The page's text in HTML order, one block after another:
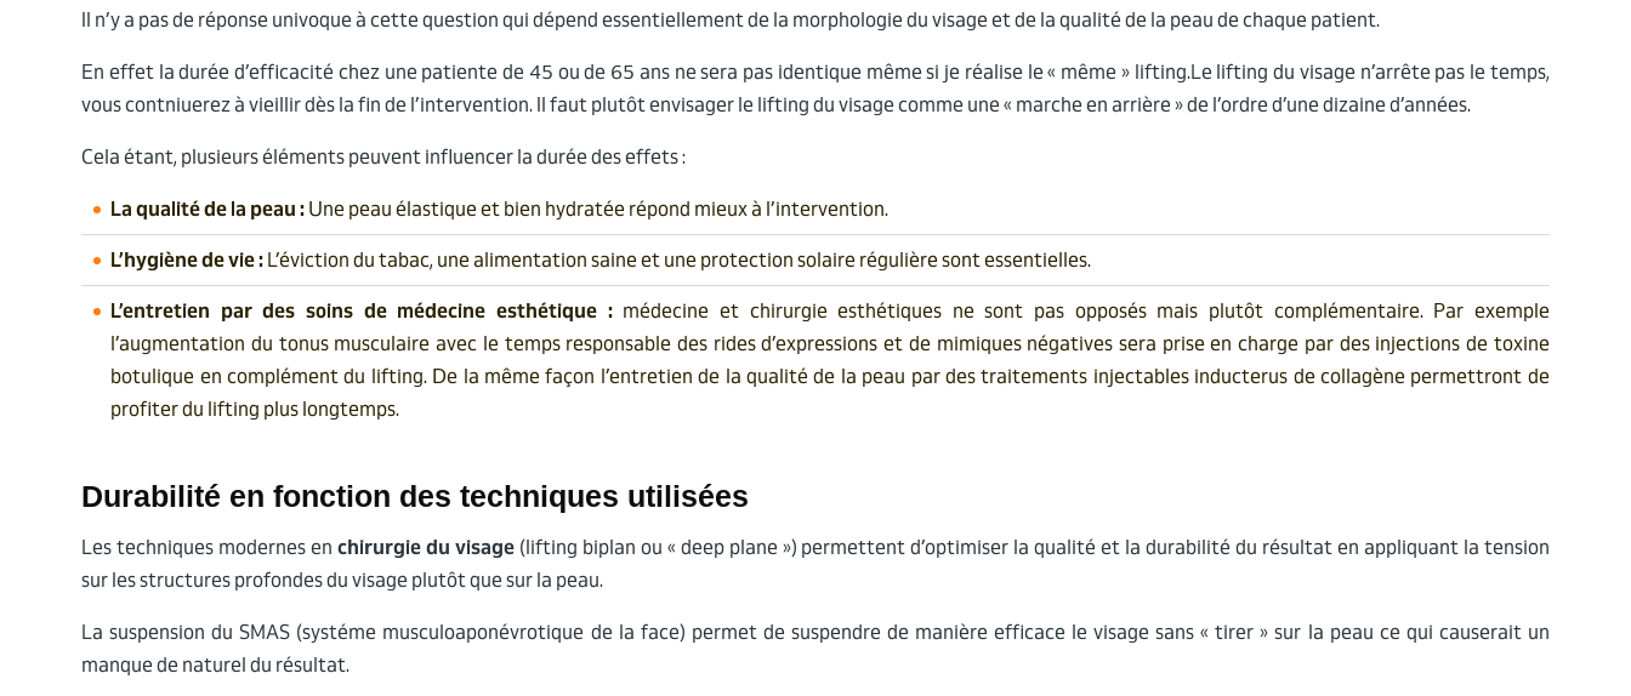
Il n’y a pas de réponse univoque à cette question qui dépend essentiellement de la morphologie du visage et de la qualité de la peau de chaque patient.
En effet la durée d’efficacité chez une patiente de 45 ou de 65 ans ne sera pas identique même si je réalise le « même » lifting.Le lifting du visage n’arrête pas le temps,
vous contniuerez à vieillir dès la fin de l’intervention. Il faut plutôt envisager le lifting du visage comme une « marche en arrière » de l’ordre d’une dizaine d’années.
Cela étant, plusieurs éléments peuvent influencer la durée des effets :
La qualité de la peau : Une peau élastique et bien hydratée répond mieux à l’intervention.
L’hygiène de vie : L’éviction du tabac, une alimentation saine et une protection solaire régulière sont essentielles.
L’entretien par des soins de médecine esthétique :médecine et chirurgie esthétiques ne sont pas opposés mais plutôt complémentaire. Par exemple
l’augmentation du tonus musculaire avec le temps responsable des rides d’expressions et de mimiques négatives sera prise en charge par des injections de toxine
botulique en complément du lifting. De la même façon l’entretien de la qualité de la peau par des traitements injectables inducterus de collagène permettront de
profiter du lifting plus longtemps.
Durabilité en fonction des techniques utilisées
Les techniques modernes en chirurgie du visage(lifting biplan ou « deep plane ») permettent d’optimiser la qualité et la durabilité du résultat en appliquant la tension
sur les structures profondes du visage plutôt que sur la peau.
La suspension du SMAS (systéme musculoaponévrotique de la face) permet de suspendre de manière efficace le visage sans « tirer » sur la peau ce qui causerait un
manque de naturel du résultat.